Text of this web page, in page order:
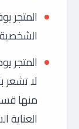
المتجر
المتجر
لا
منها
العناية